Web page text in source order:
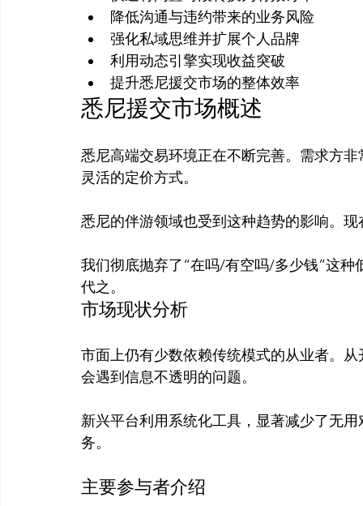
降低沟通与违约带来的业务风险
强化私域思维并扩展个人品牌
利用动态引擎实现收益突破
提升悉尼援交市场的整体效率
悉尼援交市场概述
悉尼高端交易环境正在不断完善。需求方
灵活的定价方式。
我们彻底抛弃了“在吗/有空吗/多少钱”这种
代之。
市场现状分析
市面上仍有少数依赖传统模式的从业者。
会遇到信息不透明的问题。
新兴平台利用系统化工具，显著减少了无
主要参与者介绍